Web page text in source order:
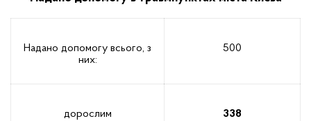
Надано допомогу всього, з
них:
500
дорослим 338